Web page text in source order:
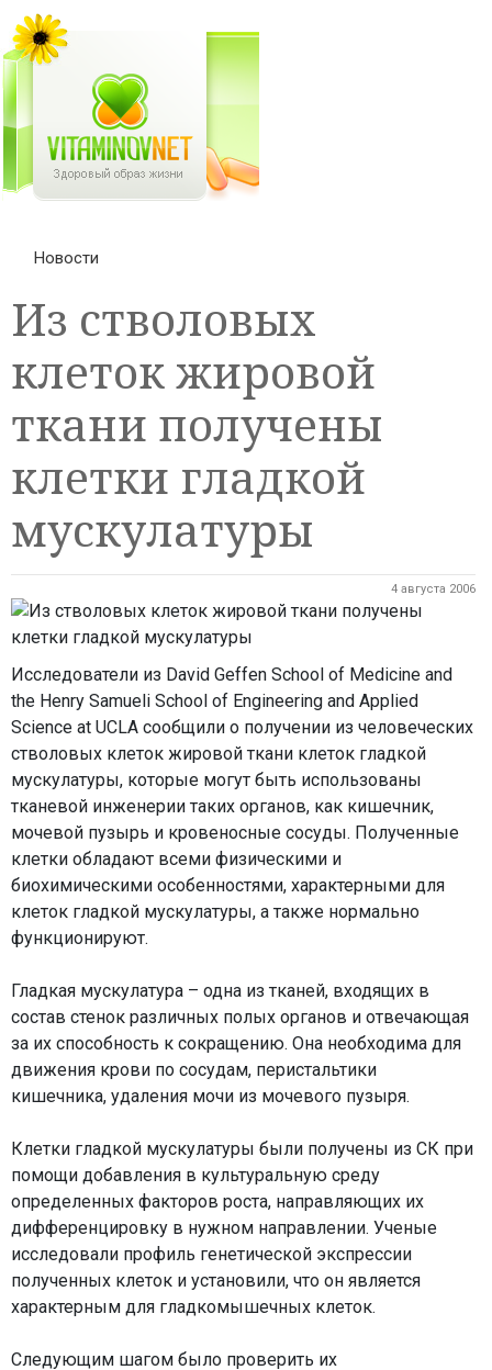
Новости
Из стволовых
клеток жировой
ткани получены
клетки гладкой
мускулатуры
4 августа 2006
Исследователи из David Geffen School of Medicine and
the Henry Samueli School of Engineering and Applied
Science at UCLA сообщили о получении из человеческих
стволовых клеток жировой ткани клеток гладкой
мускулатуры, которые могут быть использованы
тканевой инженерии таких органов, как кишечник,
мочевой пузырь и кровеносные сосуды. Полученные
клетки обладают всеми физическими и
биохимическими особенностями, характерными для
клеток гладкой мускулатуры, а также нормально
функционируют.
Гладкая мускулатура – одна из тканей, входящих в
состав стенок различных полых органов и отвечающая
за их способность к сокращению. Она необходима для
движения крови по сосудам, перистальтики
кишечника, удаления мочи из мочевого пузыря.
Клетки гладкой мускулатуры были получены из СК при
помощи добавления в культуральную среду
определенных факторов роста, направляющих их
дифференцировку в нужном направлении. Ученые
исследовали профиль генетической экспрессии
полученных клеток и установили, что он является
характерным для гладкомышечных клеток.
Следующим шагом было проверить их